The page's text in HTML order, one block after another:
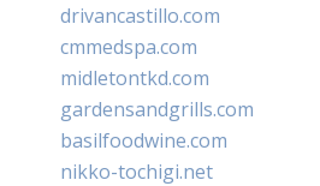
drivancastillo.com
cmmedspa.com
midletontkd.com
gardensandgrills.com
basilfoodwine.com
nikko-tochigi.net